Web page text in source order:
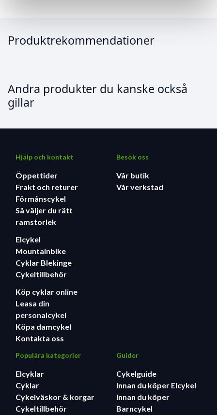
Produktrekommendationer
Andra produkter du kanske också
gillar
Hjälp och kontakt
Öppettider
Frakt och returer
Förmånscykel
Så väljer du rätt
ramstorlek
Elcykel
Mountainbike
Cyklar Blekinge
Cykeltillbehör
Köp cyklar online
Leasa din
personalcykel
Köpa damcykel
Kontakta oss
Besök oss
Vår butik
Vår verkstad
Populära kategorier
Elcyklar
Cyklar
Cykelväskor & korgar
Cykeltillbehör
Guider
Cykelguide
Innan du köper Elcykel
Innan du köper
Barncykel